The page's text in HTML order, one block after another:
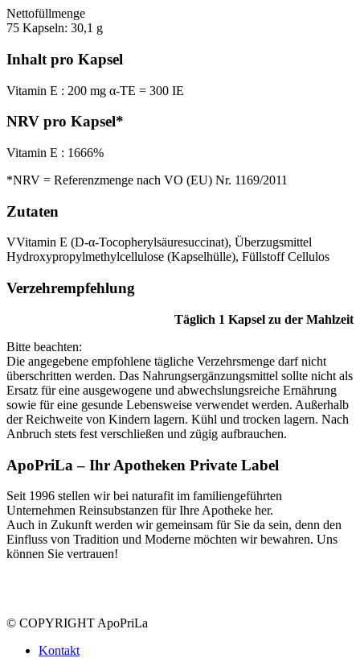
Nettofüllmenge
75 Kapseln: 30,1 g
Inhalt pro Kapsel
Vitamin E : 200 mg α-TE = 300 IE
NRV pro Kapsel*
Vitamin E : 1666%
*NRV = Referenzmenge nach VO (EU) Nr. 1169/2011
Zutaten
VVitamin E (D-α-Tocopherylsäuresuccinat), Überzugsmittel
Hydroxypropylmethylcellulose (Kapselhülle), Füllstoff Cellulos
Verzehr­empfehlung
Täglich 1 Kapsel zu der Mahlzeit
Bitte beachten:
Die angegebene empfohlene tägliche Verzehrsmenge darf nicht
überschritten werden. Das Nahrungsergänzungsmittel sollte nicht als
Ersatz für eine ausgewogene und abwechslungsreiche Ernährung
sowie für eine gesunde Lebensweise verwendet werden. Außerhalb
der Reichweite von Kindern lagern. Kühl und trocken lagern. Nach
Anbruch stets fest verschließen und zügig aufbrauchen.
ApoPriLa – Ihr Apotheken Private Label
Seit 1996 stellen wir bei naturafit im familiengeführten
Unternehmen Reinsubstanzen für Ihre Apotheke her.
Auch in Zukunft werden wir gemeinsam für Sie da sein, denn den
Einfluss von Tradition und Moderne möchten wir bewahren. Uns
können Sie vertrauen!
© COPYRIGHT ApoPriLa
Kontakt